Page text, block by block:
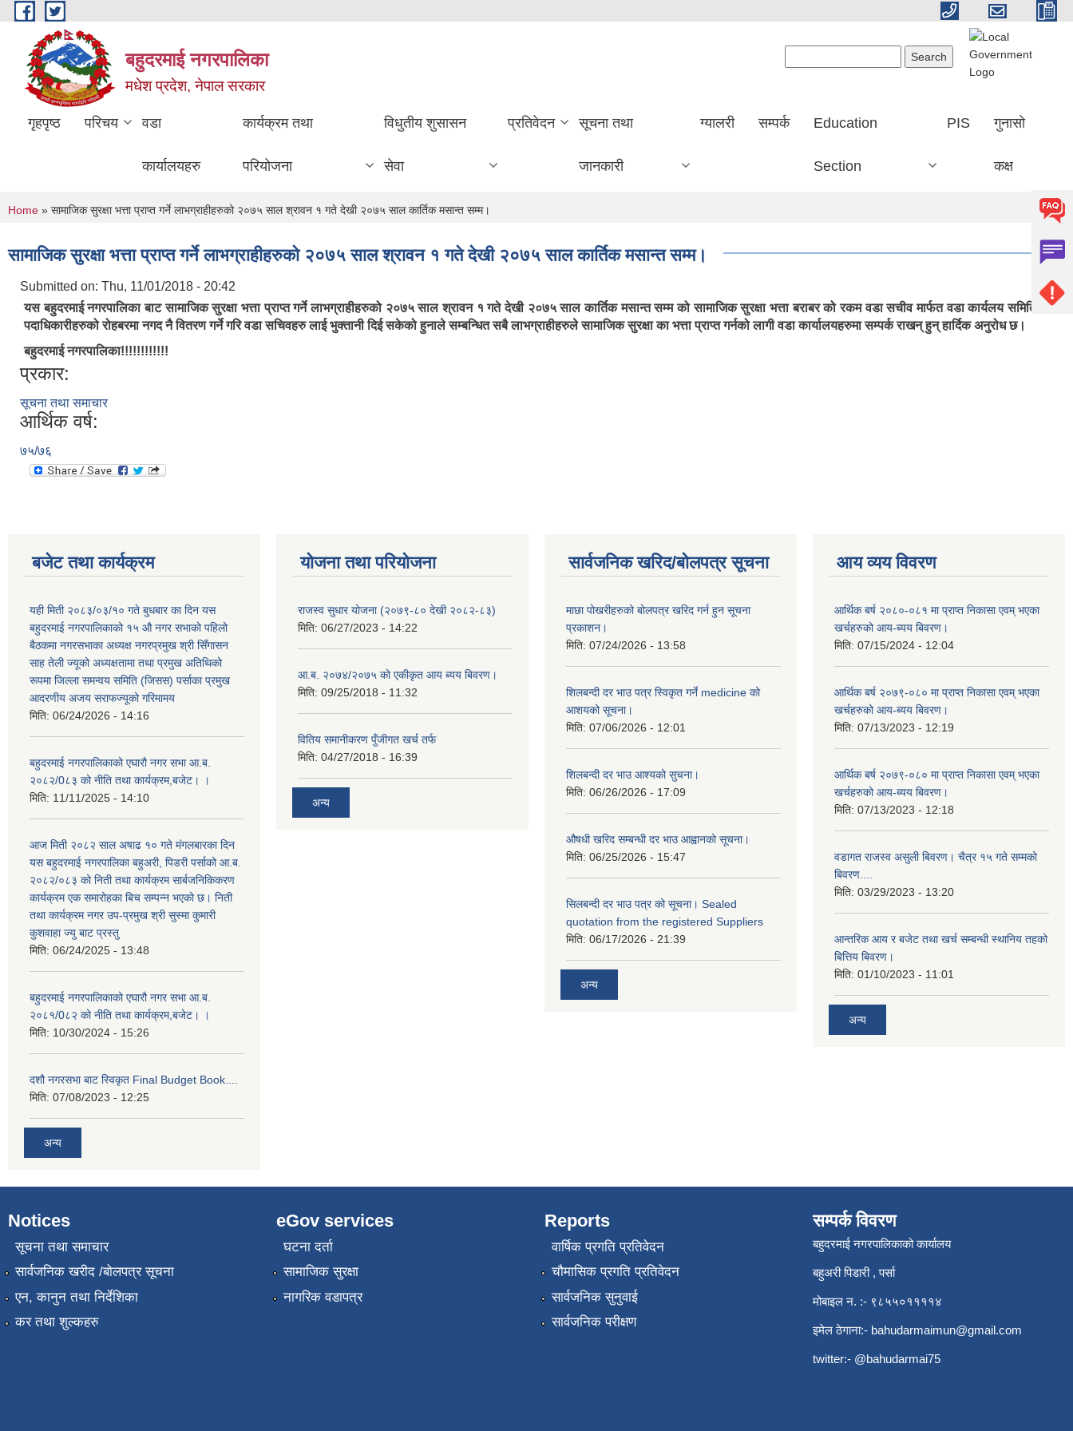
Skip to main content
बहुदरमाई नगरपालिका
मधेश प्रदेश, नेपाल सरकार
गृहपृष्ठ परिचय वडा
कार्यालयहरु
कार्यक्रम तथा
परियोजना
विधुतीय शुसासन
सेवा
प्रतिवेदन सूचना तथा
जानकारी
ग्यालरी सम्पर्क Education
Section
PIS गुनासो
कक्ष
You are here
Home » सामाजिक सुरक्षा भत्ता प्राप्त गर्ने लाभग्राहीहरुको २०७५ साल श्रावन १ गते देखी २०७५ साल कार्तिक मसान्त सम्म।
सामाजिक सुरक्षा भत्ता प्राप्त गर्ने लाभग्राहीहरुको २०७५ साल श्रावन १ गते देखी २०७५ साल कार्तिक मसान्त सम्म।
Submitted on: Thu, 11/01/2018 - 20:42
यस बहुदरमाई नगरपालिका बाट सामाजिक सुरक्षा भत्ता प्राप्त गर्ने लाभग्राहीहरुको २०७५ साल श्रावन १ गते देखी २०७५ साल कार्तिक मसान्त सम्म को सामाजिक सुरक्षा भत्ता बराबर को रकम वडा सचीव मार्फत वडा कार्यलय समितिको
पदाधिकारीहरुको रोहबरमा नगद नै वितरण गर्ने गरि वडा सचिवहरु लाई भुक्तानी दिई सकेको हुनाले सम्बन्धित सबै लाभग्राहीहरुले सामाजिक सुरक्षा का भत्ता प्राप्त गर्नको लागी वडा कार्यालयहरुमा सम्पर्क राखन् हुन् हार्दिक अनुरोध छ।
बहुदरमाई नगरपालिका!!!!!!!!!!!!
प्रकार:
सूचना तथा समाचार
आर्थिक वर्ष:
७५/७६
बजेट तथा कार्यक्रम
यही मिती २०८३/०३/१० गते बुधबार का दिन यस
बहुदरमाई नगरपालिकाको १५ औ नगर सभाको पहिलो
बैठकमा नगरसभाका अध्यक्ष नगरप्रमुख श्री सिँगासन
साह तेली ज्यूको अध्यक्षतामा तथा प्रमुख अतिथिको
रूपमा जिल्ला समन्वय समिति (जिसस) पर्साका प्रमुख
आदरणीय अजय सराफज्यूको गरिमामय
मिति: 06/24/2026 - 14:16
बहुदरमाई नगरपालिकाको एघारौ नगर सभा आ.ब.
२०८२/0८३ को नीति तथा कार्यक्रम,बजेट। ।
मिति: 11/11/2025 - 14:10
आज मिती २०८२ साल अषाढ १० गते मंगलबारका दिन
यस बहुदरमाई नगरपालिका बहुअरी, पिडरी पर्साको आ.ब.
२०८२/०८३ को निती तथा कार्यक्रम सार्बजनिकिकरण
कार्यक्रम एक समारोहका बिच सम्पन्न भएको छ। निती
तथा कार्यक्रम नगर उप-प्रमुख श्री सुस्मा कुमारी
कुशवाहा ज्यु बाट प्रस्तु
मिति: 06/24/2025 - 13:48
बहुदरमाई नगरपालिकाको एघारौ नगर सभा आ.ब.
२०८१/0८२ को नीति तथा कार्यक्रम,बजेट। ।
मिति: 10/30/2024 - 15:26
दशौ नगरसभा बाट स्विकृत Final Budget Book....
मिति: 07/08/2023 - 12:25
अन्य
योजना तथा परियोजना
राजस्व सुधार योजना (२०७९-८० देखी २०८२-८३)
मिति: 06/27/2023 - 14:22
आ.ब. २०७४/२०७५ को एकीकृत आय ब्यय बिवरण।
मिति: 09/25/2018 - 11:32
वितिय समानीकरण पुँजीगत खर्च तर्फ
मिति: 04/27/2018 - 16:39
अन्य
सार्वजनिक खरिद/बोलपत्र सूचना
माछा पोखरीहरुको बोलपत्र खरिद गर्न हुन सूचना
प्रकाशन।
मिति: 07/24/2026 - 13:58
शिलबन्दी दर भाउ पत्र स्विकृत गर्ने medicine को
आशयको सूचना।
मिति: 07/06/2026 - 12:01
शिलबन्दी दर भाउ आश्यको सुचना।
मिति: 06/26/2026 - 17:09
औषधी खरिद सम्बन्धी दर भाउ आह्वानको सूचना।
मिति: 06/25/2026 - 15:47
सिलबन्दी दर भाउ पत्र को सूचना। Sealed
quotation from the registered Suppliers
मिति: 06/17/2026 - 21:39
अन्य
आय व्यय विवरण
आर्थिक बर्ष २०८०-०८१ मा प्राप्त निकासा एवम् भएका
खर्चहरुको आय-ब्यय बिवरण।
मिति: 07/15/2024 - 12:04
आर्थिक बर्ष २०७९-०८० मा प्राप्त निकासा एवम् भएका
खर्चहरुको आय-ब्यय बिवरण।
मिति: 07/13/2023 - 12:19
आर्थिक बर्ष २०७९-०८० मा प्राप्त निकासा एवम् भएका
खर्चहरुको आय-ब्यय बिवरण।
मिति: 07/13/2023 - 12:18
वडागत राजस्व असुली बिवरण। चैत्र १५ गते सम्मको
बिवरण....
मिति: 03/29/2023 - 13:20
आन्तरिक आय र बजेट तथा खर्च सम्बन्धी स्थानिय तहको
बित्तिय बिवरण।
मिति: 01/10/2023 - 11:01
अन्य
Notices
सूचना तथा समाचार
सार्वजनिक खरीद /बोलपत्र सूचना
एन, कानुन तथा निर्देशिका
कर तथा शुल्कहरु
eGov services
घटना दर्ता
सामाजिक सुरक्षा
नागरिक वडापत्र
Reports
वार्षिक प्रगति प्रतिवेदन
चौमासिक प्रगति प्रतिवेदन
सार्वजनिक सुनुवाई
सार्वजनिक परीक्षण
सम्पर्क विवरण
बहुदरमाई नगरपालिकाको कार्यालय
बहुअरी पिडारी , पर्सा
मोबाइल न. :- ९८५५०११११४
इमेल ठेगाना:- bahudarmaimun@gmail.com
twitter:- @bahudarmai75